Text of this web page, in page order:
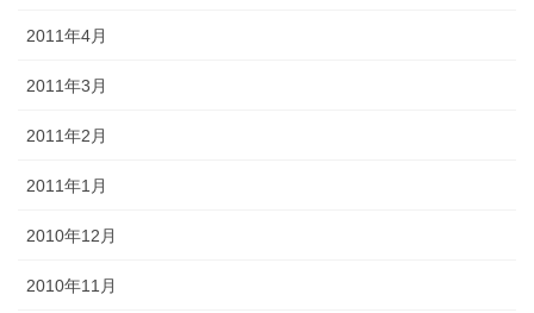
2011年4月
2011年3月
2011年2月
2011年1月
2010年12月
2010年11月